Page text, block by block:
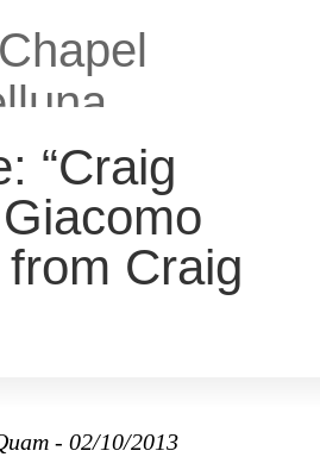
ATTIVITA’ MEDIA
“Craig
from Craig
- 02/10/2013